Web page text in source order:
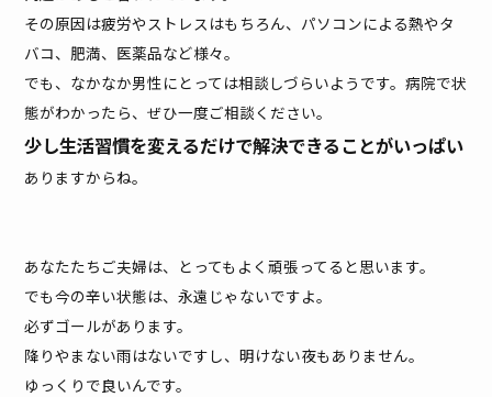
その原因は疲労やストレスはもちろん、パソコンによる熱やタ
バコ、肥満、医薬品など様々。
でも、なかなか男性にとっては相談しづらいようです。病院で状
態がわかったら、ぜひ一度ご相談ください。
少し生活習慣を変えるだけで解決できることがいっぱい
ありますからね。
あなたたちご夫婦は、とってもよく頑張ってると思います。
でも今の辛い状態は、永遠じゃないですよ。
必ずゴールがあります。
降りやまない雨はないですし、明けない夜もありません。
ゆっくりで良いんです。